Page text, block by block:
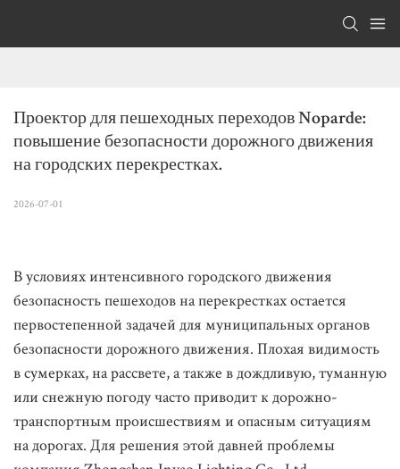
Проектор для пешеходных переходов Noparde:
повышение безопасности дорожного движения
на городских перекрестках.
2026-07-01
В условиях интенсивного городского движения
безопасность пешеходов на перекрестках остается
первостепенной задачей для муниципальных органов
безопасности дорожного движения. Плохая видимость
в сумерках, на рассвете, а также в дождливую, туманную
или снежную погоду часто приводит к дорожно-
транспортным происшествиям и опасным ситуациям
на дорогах. Для решения этой давней проблемы